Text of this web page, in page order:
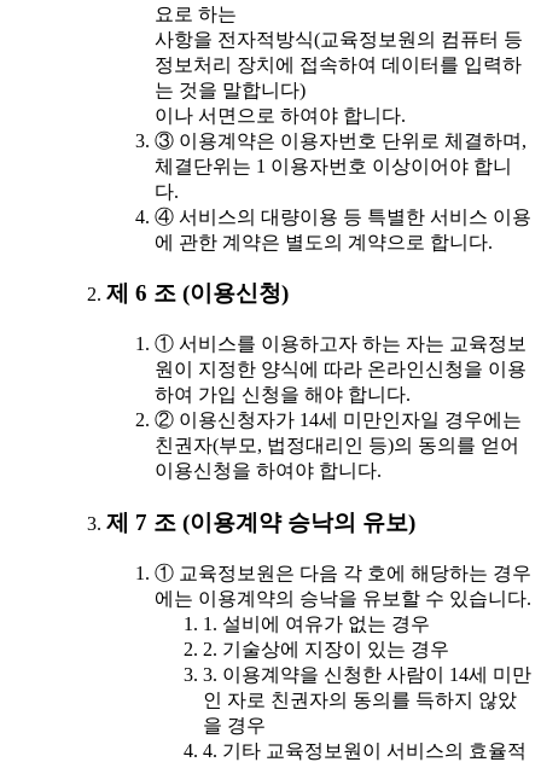
요로 하는
사항을 전자적방식(교육정보원의 컴퓨터 등
정보처리 장치에 접속하여 데이터를 입력하
는 것을 말합니다)
이나 서면으로 하여야 합니다.
③ 이용계약은 이용자번호 단위로 체결하며,
체결단위는 1 이용자번호 이상이어야 합니
다.
④ 서비스의 대량이용 등 특별한 서비스 이용
에 관한 계약은 별도의 계약으로 합니다.
제 6 조 (이용신청)
① 서비스를 이용하고자 하는 자는 교육정보
원이 지정한 양식에 따라 온라인신청을 이용
하여 가입 신청을 해야 합니다.
② 이용신청자가 14세 미만인자일 경우에는
친권자(부모, 법정대리인 등)의 동의를 얻어
이용신청을 하여야 합니다.
제 7 조 (이용계약 승낙의 유보)
① 교육정보원은 다음 각 호에 해당하는 경우
에는 이용계약의 승낙을 유보할 수 있습니다.
1. 설비에 여유가 없는 경우
2. 기술상에 지장이 있는 경우
3. 이용계약을 신청한 사람이 14세 미만
인 자로 친권자의 동의를 득하지 않았
을 경우
4. 기타 교육정보원이 서비스의 효율적